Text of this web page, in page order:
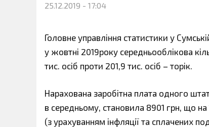
25.12.2019 - 17:04
Головне управління статистики у
у жовтні 2019року середньооблікова
тис. осіб проти 201,9 тис. осіб – торік.
Нарахована заробітна плата одного
в середньому, становила 8901 грн, що
(з урахуванням інфляції та сплачених